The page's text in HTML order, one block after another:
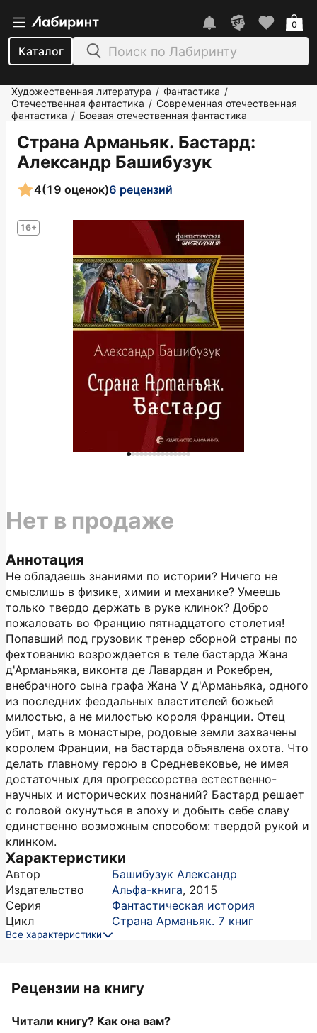
Каталог
0
Художественная литература / Фантастика /
Отечественная фантастика / Современная отечественная
фантастика / Боевая отечественная фантастика
Страна Арманьяк. Бастард:
Александр Башибузук
16+
4(19 оценок)6 рецензий
Аннотация
Не обладаешь знаниями по истории? Ничего не
смыслишь в физике, химии и механике? Умеешь
только твердо держать в руке клинок? Добро
пожаловать во Францию пятнадцатого столетия!
Попавший под грузовик тренер сборной страны по
фехтованию возрождается в теле бастарда Жана
д'Арманьяка, виконта де Лавардан и Рокебрен,
внебрачного сына графа Жана V д'Арманьяка, одного
из последних феодальных властителей божьей
милостью, а не милостью короля Франции. Отец
убит, мать в монастыре, родовые земли захвачены
королем Франции, на бастарда объявлена охота. Что
делать главному герою в Средневековье, не имея
достаточных для прогрессорства естественно-
научных и исторических познаний? Бастард решает
с головой окунуться в эпоху и добыть себе славу
единственно возможным способом: твердой рукой и
клинком.
Характеристики
Автор
Башибузук Александр
Издательство
Альфа-книга, 2015
Серия
Фантастическая история
Цикл
Страна Арманьяк. 7 книг
Все характеристики
Нет в продаже
Рецензии на книгу
Читали книгу? Как она вам?